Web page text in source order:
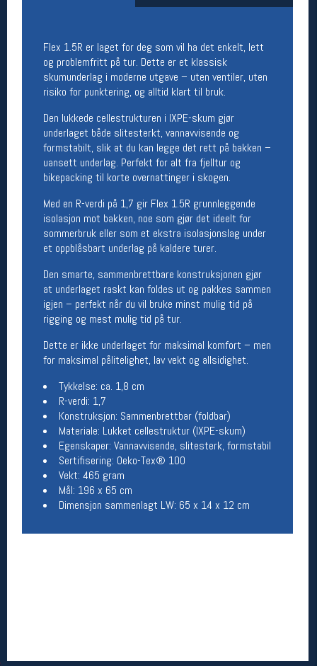
Flex 1.5R er laget for deg som vil ha det enkelt, lett
og problemfritt på tur. Dette er et klassisk
skumunderlag i moderne utgave – uten ventiler, uten
risiko for punktering, og alltid klart til bruk.
Den lukkede cellestrukturen i IXPE-skum gjør
underlaget både slitesterkt, vannavvisende og
formstabilt, slik at du kan legge det rett på bakken –
uansett underlag. Perfekt for alt fra fjelltur og
bikepacking til korte overnattinger i skogen.
Med en R-verdi på 1,7 gir Flex 1.5R grunnleggende
isolasjon mot bakken, noe som gjør det ideelt for
sommerbruk eller som et ekstra isolasjonslag under
et oppblåsbart underlag på kaldere turer.
Den smarte, sammenbrettbare konstruksjonen gjør
at underlaget raskt kan foldes ut og pakkes sammen
igjen – perfekt når du vil bruke minst mulig tid på
rigging og mest mulig tid på tur.
Dette er ikke underlaget for maksimal komfort – men
for maksimal pålitelighet, lav vekt og allsidighet.
Tykkelse: ca. 1,8 cm
R-verdi: 1,7
Konstruksjon: Sammenbrettbar (foldbar)
Materiale: Lukket cellestruktur (IXPE-skum)
Egenskaper: Vannavvisende, slitesterk, formstabil
Sertifisering: Oeko-Tex® 100
Vekt: 465 gram
Mål: 196 x 65 cm
Dimensjon sammenlagt LW: 65 x 14 x 12 cm
Åpningstider butikk
Man-Fredag:
11-18
Lørdag:
11-16
Team Oslo Sportslager
Magasinet
Medlemstilbud og aktiviteter
Åpningstider verkstedet
Lørdag:
11-16
Om verkstedet
For å bestille time må du logge inn i
nettbutikken og trykke på den nederste blå
Betingelser
Salgsbetingelser
Personsvernerklæring
Informasjonskapsler
Bærekraft
Org. nr: 976754360
Ledige stillinger